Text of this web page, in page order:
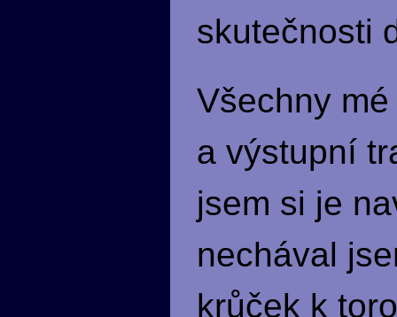
skutečnosti
Všechny
a výstupní
jsem si je
nechával
krůček k